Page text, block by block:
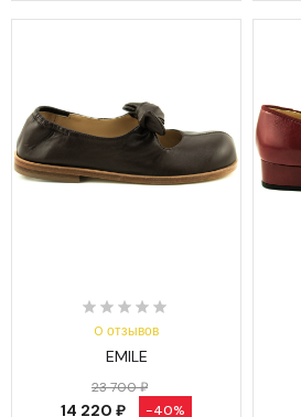
0 отзывов
EMILE
23 700 ₽
14 220 ₽ -40%